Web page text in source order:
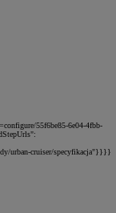
55f6be85-6e04-4fbb-
urban-cruiser/specyfikacja"}}}}